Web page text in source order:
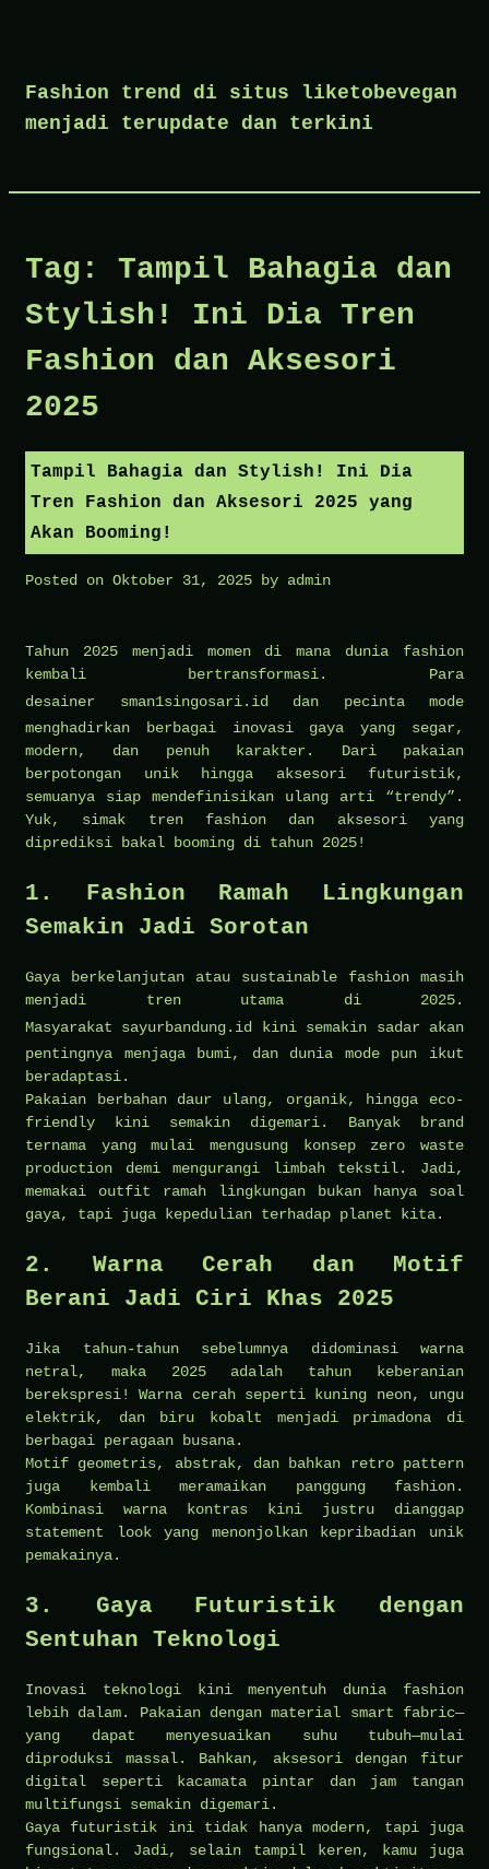
content
Fashion trend di situs liketobevegan
menjadi terupdate dan terkini
Tag: Tampil Bahagia dan
Stylish! Ini Dia Tren
Fashion dan Aksesori
2025
Tampil Bahagia dan Stylish! Ini Dia
Tren Fashion dan Aksesori 2025 yang
Akan Booming!
Posted on Oktober 31, 2025 by admin
Tahun 2025 menjadi momen di mana dunia fashion
kembali bertransformasi. Para
desainer sman1singosari.iddan pecinta mode
menghadirkan berbagai inovasi gaya yang segar,
modern, dan penuh karakter. Dari pakaian
berpotongan unik hingga aksesori futuristik,
semuanya siap mendefinisikan ulang arti “trendy”.
Yuk, simak tren fashion dan aksesori yang
diprediksi bakal booming di tahun 2025!
1. Fashion Ramah Lingkungan
Semakin Jadi Sorotan
Gaya berkelanjutan atau sustainable fashion masih
menjadi tren utama di 2025.
Masyarakat sayurbandung.id kini semakin sadar akan
pentingnya menjaga bumi, dan dunia mode pun ikut
beradaptasi.
Pakaian berbahan daur ulang, organik, hingga eco-
friendly kini semakin digemari. Banyak brand
ternama yang mulai mengusung konsep zero waste
production demi mengurangi limbah tekstil. Jadi,
memakai outfit ramah lingkungan bukan hanya soal
gaya, tapi juga kepedulian terhadap planet kita.
2. Warna Cerah dan Motif
Berani Jadi Ciri Khas 2025
Jika tahun-tahun sebelumnya didominasi warna
netral, maka 2025 adalah tahun keberanian
berekspresi! Warna cerah seperti kuning neon, ungu
elektrik, dan biru kobalt menjadi primadona di
berbagai peragaan busana.
Motif geometris, abstrak, dan bahkan retro pattern
juga kembali meramaikan panggung fashion.
Kombinasi warna kontras kini justru dianggap
statement look yang menonjolkan kepribadian unik
pemakainya.
3. Gaya Futuristik dengan
Sentuhan Teknologi
Inovasi teknologi kini menyentuh dunia fashion
lebih dalam. Pakaian dengan material smart fabric—
yang dapat menyesuaikan suhu tubuh—mulai
diproduksi massal. Bahkan, aksesori dengan fitur
digital seperti kacamata pintar dan jam tangan
multifungsi semakin digemari.
Gaya futuristik ini tidak hanya modern, tapi juga
fungsional. Jadi, selain tampil keren, kamu juga